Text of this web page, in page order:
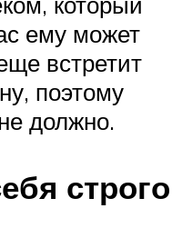
ему может
встретит
поэтому
должно.
строго